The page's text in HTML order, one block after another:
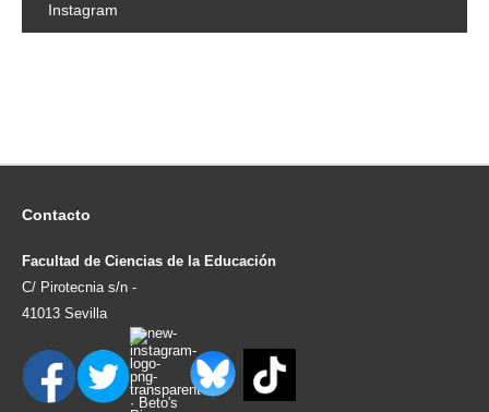
Instagram
Contacto
Facultad de Ciencias de la Educación
C/ Pirotecnia s/n -
41013 Sevilla